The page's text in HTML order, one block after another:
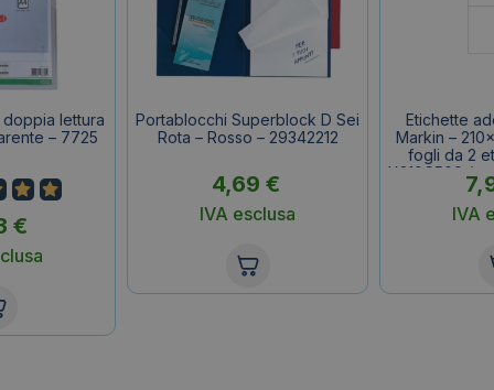
lettura
– 7725
€
Portablocchi Superblock D Sei
Rota – Rosso – 29342212
4,69 €
IVA esclusa
Etichette
Markin –
fogli da 2
X210C509
IVA